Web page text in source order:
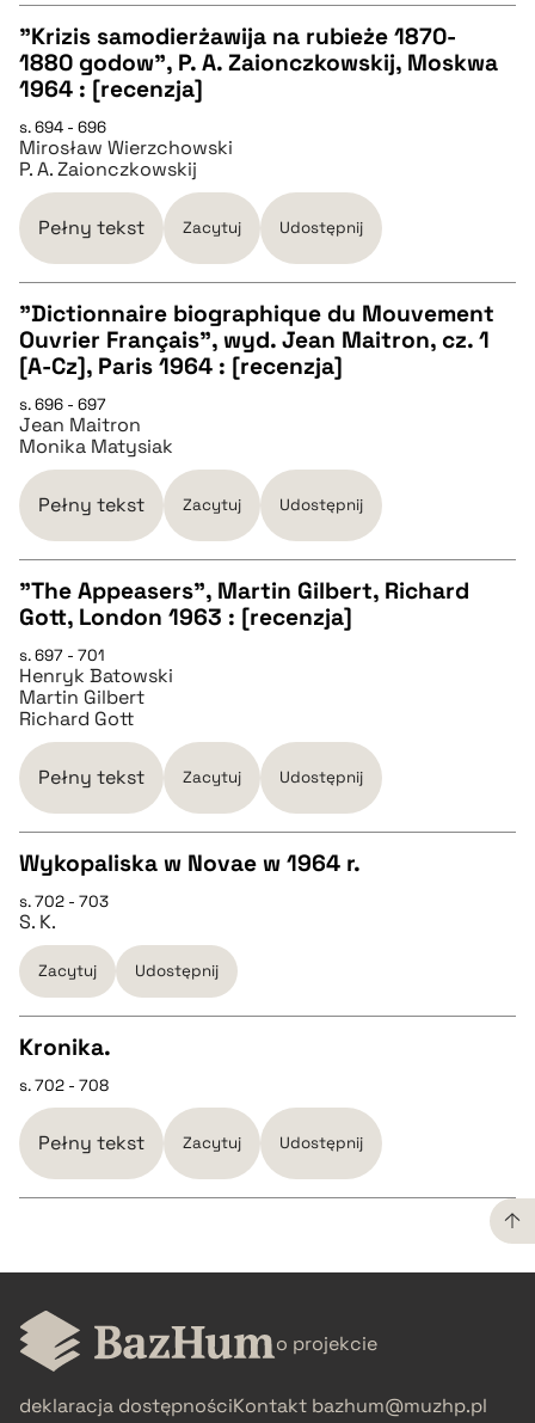
CZYSTY TEKST
pobierz cytat
BIBTEX
"Krizis samodierżawija na rubieże 1870-
1880 godow", P. A. Zaionczkowskij, Moskwa
1964 : [recenzja]
s. 694 - 696
Mirosław Wierzchowski
P. A. Zaionczkowskij
Pełny tekst Zacytuj Udostępnij
CZYSTY TEKST
pobierz cytat
BIBTEX
"Dictionnaire biographique du Mouvement
Ouvrier Français", wyd. Jean Maitron, cz. 1
[A-Cz], Paris 1964 : [recenzja]
s. 696 - 697
Jean Maitron
Monika Matysiak
Pełny tekst Zacytuj Udostępnij
pobierz cytat
BIBTEX
"The Appeasers", Martin Gilbert, Richard
Gott, London 1963 : [recenzja]
s. 697 - 701
Henryk Batowski
Martin Gilbert
Richard Gott
Pełny tekst Zacytuj Udostępnij
CZYSTY TEKST
pobierz cytat
BIBTEX
pobierz cytat
Wykopaliska w Novae w 1964 r.
s. 702 - 703
S. K.
Zacytuj Udostępnij
CZYSTY TEKST
pobierz cytat
Kronika.
s. 702 - 708
Pełny tekst Zacytuj Udostępnij
CZYSTY TEKST
pobierz cytat
BIBTEX
o projekcie
deklaracja dostępnościKontakt bazhum@muzhp.pl